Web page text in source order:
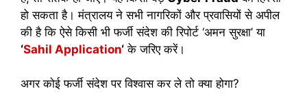
हो सकता है। मंत्रालय ने सभी नागरिकों और प्रवासियों से अपील
की है कि ऐसे किसी भी फर्जी संदेश की रिपोर्ट ‘अमन सुरक्षा’ या
‘Sahil Application‘ के जरिए करें।
अगर कोई फर्जी संदेश पर विश्वास कर ले तो क्या होगा?